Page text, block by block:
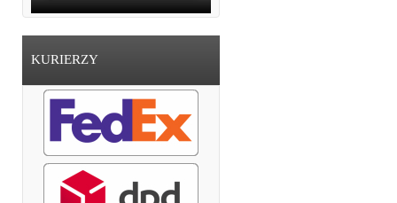
KURIERZY